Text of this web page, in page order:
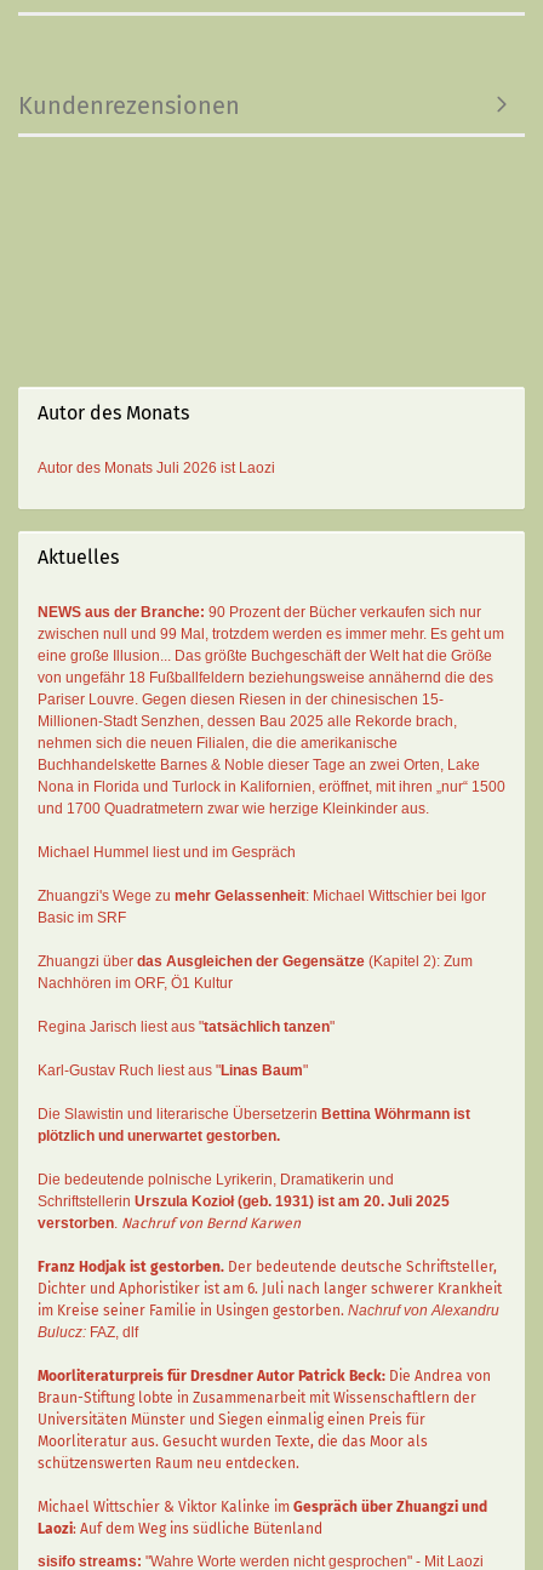
Kundenrezensionen
Autor des Monats
Autor des Monats Juli 2026 ist Laozi
Aktuelles
NEWS aus der Branche: 90 Prozent der Bücher verkaufen sich nur
zwischen null und 99 Mal , trotzdem werden es immer mehr. Es geht um
eine große Illusion... Das größte Buchgeschäft der Welt hat die Größe
von ungefähr 18 Fußballfeldern beziehungsweise annähernd die des
Pariser Louvre. Gegen diesen Riesen in der chinesischen 15-
Millionen-Stadt Senzhen, dessen Bau 2025 alle Rekorde brach,
nehmen sich die neuen Filialen, die die amerikanische
Buchhandelskette Barnes & Noble dieser Tage an zwei Orten, Lake
Nona in Florida und Turlock in Kalifornien, eröffnet, mit ihren „nur“ 1500
und 1700 Quadratmetern zwar wie herzige Kleinkinder aus.
Michael Hummel liest und im Gespräch
Zhuangzi's Wege zu mehr Gelassenheit: Michael Wittschier bei Igor
Basic im SRF
Zhuangzi über das Ausgleichen der Gegensätze (Kapitel 2): Zum
Nachhören im ORF, Ö1 Kultur
Regina Jarisch liest aus "tatsächlich tanzen"
Karl-Gustav Ruch liest aus "Linas Baum"
Die Slawistin und literarische Übersetzerin Bettina Wöhrmann ist
plötzlich und unerwartet gestorben.
Die bedeutende polnische Lyrikerin, Dramatikerin und
Schriftstellerin Urszula Kozioł (geb. 1931) ist am 20. Juli 2025
verstorben. Nachruf von Bernd Karwen
Franz Hodjak ist gestorben. Der bedeutende deutsche Schriftsteller,
Dichter und Aphoristiker ist am 6. Juli nach langer schwerer Krankheit
im Kreise seiner Familie in Usingen gestorben. Nachruf von Alexandru
Bulucz: FAZ, dlf
Moorliteraturpreis für Dresdner Autor Patrick Beck: Die Andrea von
Braun-Stiftung lobte in Zusammenarbeit mit Wissenschaftlern der
Universitäten Münster und Siegen einmalig einen Preis für
Moorliteratur aus. Gesucht wurden Texte, die das Moor als
schützenswerten Raum neu entdecken.
Michael Wittschier & Viktor Kalinke im Gespräch über Zhuangzi und
Laozi: Auf dem Weg ins südliche Bütenland
sisifo streams: "Wahre Worte werden nicht gesprochen" - Mit Laozi